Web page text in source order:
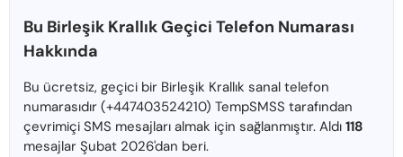
Bu Birleşik Krallık Geçici Telefon Numarası
Hakkında
Bu ücretsiz, geçici bir Birleşik Krallık sanal telefon
numarasıdır (+447403524210) TempSMSS tarafından
çevrimiçi SMS mesajları almak için sağlanmıştır. Aldı 118
mesajlar Şubat 2026'dan beri.